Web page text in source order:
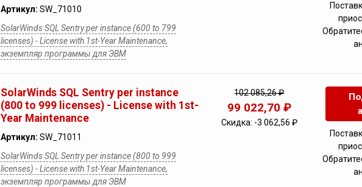
Артикул: SW_71010
SolarWinds SQL Sentry per instance (600 to 799
licenses) - License with 1st-Year Maintenance,
экземпляр программы для ЭВМ
SolarWinds SQL Sentry per instance
(800 to 999 licenses) - License with 1st-
Year Maintenance
Артикул: SW_71011
SolarWinds SQL Sentry per instance (800 to 999
licenses) - License with 1st-Year Maintenance,
экземпляр программы для ЭВМ
102 085,26 ₽
99 022,70 ₽
Скидка: -3 062,56 ₽